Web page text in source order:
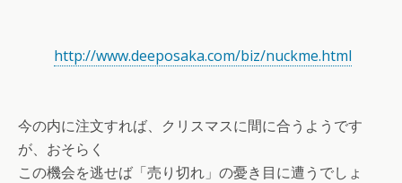
http://www.deeposaka.com/biz/nuckme.html
今の内に注文すれば、クリスマスに間に合うようです
が、おそらく
この機会を逃せば「売り切れ」の憂き目に遭うでしょ